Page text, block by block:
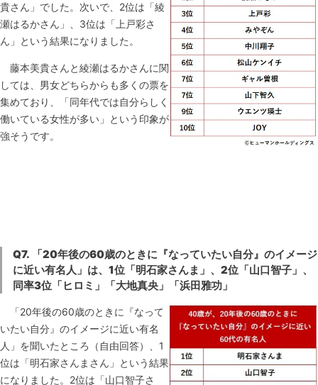
貴さん」でした。次いで、2位は「綾
瀬はるかさん」、3位は「上戸彩さ
ん」という結果になりました。
藤本美貴さんと綾瀬はるかさんに関
しては、男女どちらからも多くの票を
集めており、「同年代では自分らしく
働いている女性が多い」という印象が
強そうです。
Q7. 「20年後の60歳のときに『なっていたい自分』のイメージ
に近い有名人」は、1位「明石家さんま」、2位「山口智子」、
同率3位「ヒロミ」「大地真央」「浜田雅功」
「20年後の60歳のときに『なって
いたい自分』のイメージに近い有名
人」を聞いたところ（自由回答）、1
位は「明石家さんまさん」という結果
になりました。2位は「山口智子さ